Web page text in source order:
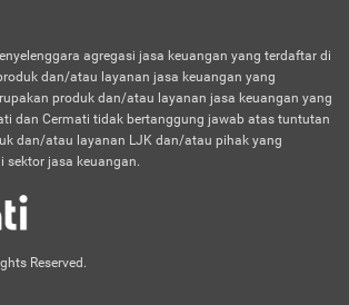
agregasi jasa keuangan yang terdaftar di
dan/atau layanan jasa keuangan yang
produk dan/atau layanan jasa keuangan yang
dan Cermati tidak bertanggung jawab atas tuntutan
dan/atau layanan LJK dan/atau pihak yang
sektor jasa keuangan.
Reserved.